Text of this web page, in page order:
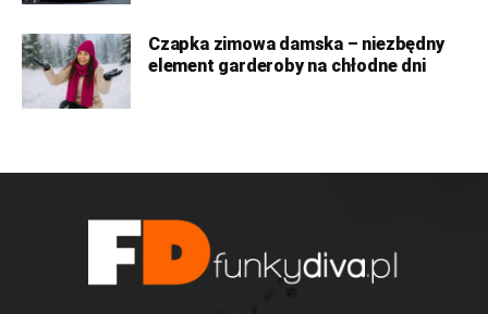
Czapka zimowa damska – niezbędny
element garderoby na chłodne dni